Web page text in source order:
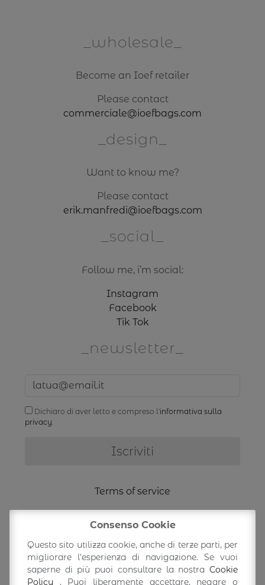
wholesale
Become an Ioef retailer
Please contact
commerciale@ioefbags.com
design
Want to know me?
Please contact
erik.manfredi@ioefbags.com
social
Follow me, i’m social:
Instagram
Facebook
Tik Tok
newsletter
Dichiaro di aver letto e compreso l'informativa sulla
privacy.
Terms of service
Shipping Information
Return/exchange
Consenso Cookie
Questo sito utilizza cookie, anche di terze parti, per
migliorare l'esperienza di navigazione. Se vuoi
saperne di più puoi consultare la nostra Cookie
Policy . Puoi liberamente accettare, negare o